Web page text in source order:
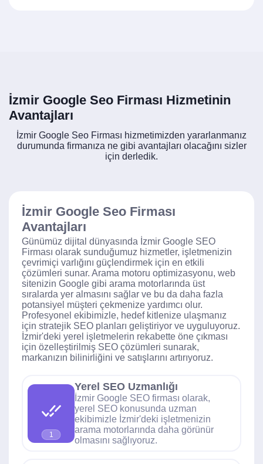
İzmir Google Seo Firması Hizmetinin
Avantajları
İzmir Google Seo Firması hizmetimizden yararlanmanız
durumunda firmanıza ne gibi avantajları olacağını sizler
için derledik.
İzmir Google Seo Firması
Avantajları
Günümüz dijital dünyasında İzmir Google SEO
Firması olarak sunduğumuz hizmetler, işletmenizin
çevrimiçi varlığını güçlendirmek için en etkili
çözümleri sunar. Arama motoru optimizasyonu, web
sitenizin Google gibi arama motorlarında üst
sıralarda yer almasını sağlar ve bu da daha fazla
potansiyel müşteri çekmenize yardımcı olur.
Profesyonel ekibimizle, hedef kitlenize ulaşmanız
için stratejik SEO planları geliştiriyor ve uyguluyoruz.
İzmir'deki yerel işletmelerin rekabette öne çıkması
için özelleştirilmiş SEO çözümleri sunarak,
markanızın bilinirliğini ve satışlarını artırıyoruz.
1
Yerel SEO Uzmanlığı
İzmir Google SEO firması olarak,
yerel SEO konusunda uzman
ekibimizle İzmir'deki işletmenizin
arama motorlarında daha görünür
olmasını sağlıyoruz.